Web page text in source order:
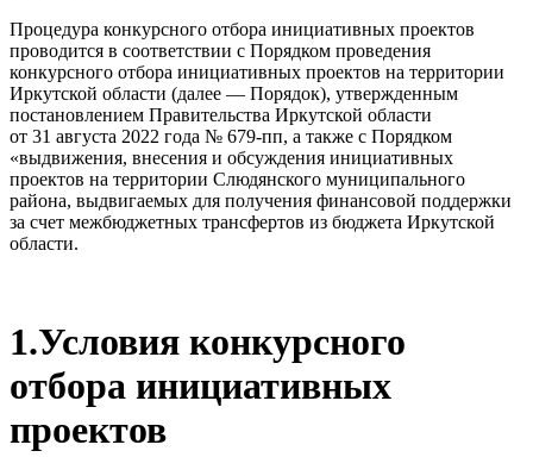
Процедура конкурсного отбора инициативных проектов
проводится в соответствии с Порядком проведения
конкурсного отбора инициативных проектов на территории
Иркутской области (далее — Порядок), утвержденным
постановлением Правительства Иркутской области
от 31 августа 2022 года № 679-пп, а также с Порядком
«выдвижения, внесения и обсуждения инициативных
проектов на территории Слюдянского муниципального
района, выдвигаемых для получения финансовой поддержки
за счет межбюджетных трансфертов из бюджета Иркутской
области.
1.Условия конкурсного
отбора инициативных
проектов